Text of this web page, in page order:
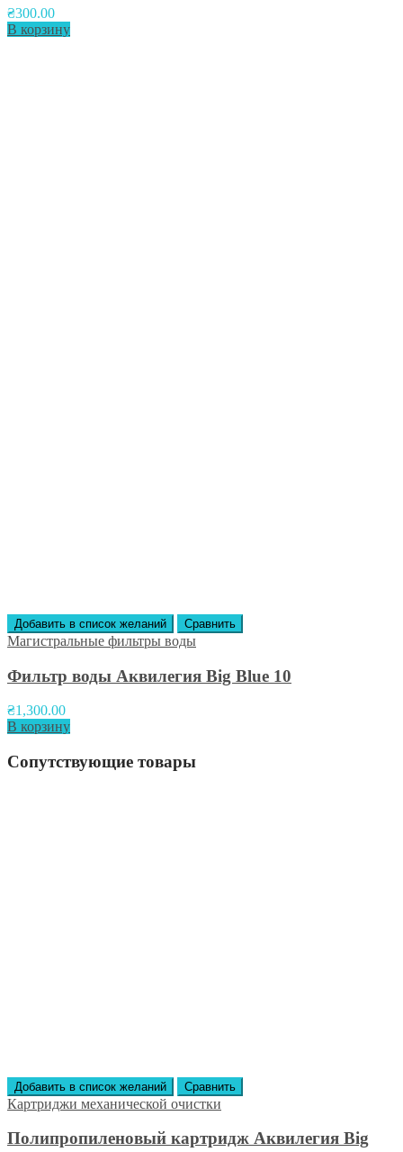
₴300.00
В корзину
Добавить в список желаний Сравнить
Магистральные фильтры воды
Фильтр воды Аквилегия Big Blue 10
₴1,300.00
В корзину
Сопутствующие товары
Добавить в список желаний Сравнить
Картриджи механической очистки
Полипропиленовый картридж Аквилегия Big